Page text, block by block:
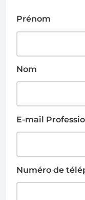
Prénom
Nom
E-mail
Numéro de